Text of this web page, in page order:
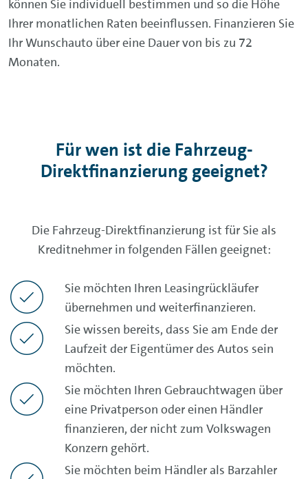
können Sie individuell bestimmen und so die Höhe
Ihrer monatlichen Raten beeinflussen. Finanzieren Sie
Ihr Wunschauto über eine Dauer von bis zu 72
Monaten.
Für wen ist die Fahrzeug-
Direktfinanzierung geeignet?
Die Fahrzeug-Direktfinanzierung ist für Sie als
Kreditnehmer in folgenden Fällen geeignet:
Sie möchten Ihren Leasingrückläufer
übernehmen und weiterfinanzieren.
Sie wissen bereits, dass Sie am Ende der
Laufzeit der Eigentümer des Autos sein
möchten.
Sie möchten Ihren Gebrauchtwagen über
eine Privatperson oder einen Händler
finanzieren, der nicht zum Volkswagen
Konzern gehört.
Sie möchten beim Händler als Barzahler